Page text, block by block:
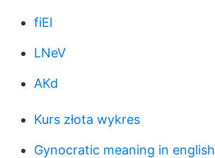
fiEl
LNeV
AKd
Kurs złota wykres
Gynocratic meaning in english